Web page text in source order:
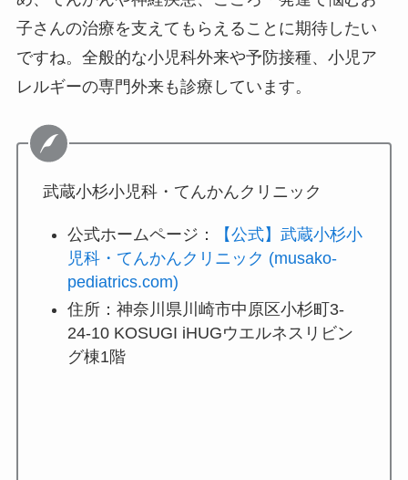
子さんの治療を支えてもらえることに期待したい
ですね。全般的な小児科外来や予防接種、小児ア
レルギーの専門外来も診療しています。
武蔵小杉小児科・てんかんクリニック
公式ホームページ：
【公式】武蔵小杉小
児科・てんかんクリニック (musako-
pediatrics.com)
住所：神奈川県川崎市中原区小杉町3-
24-10 KOSUGI iHUGウエルネスリビン
グ棟1階